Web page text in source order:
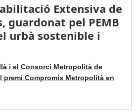
Extensiva de
guardonat pel PEMB
urbà sostenible i
i el Consorci Metropolità de
premi Compromís Metropolità en